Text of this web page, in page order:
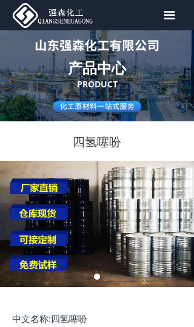
끀
首页
关于我们
产品中心
新闻资讯
联系我们
中文名称: 四氢噻吩
产品中心
PRODUCT
四氢噻吩